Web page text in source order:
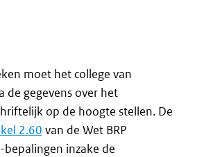
moet het college van
de gegevens over het
op de hoogte stellen. De
2.60 van de Wet BRP
inzake de